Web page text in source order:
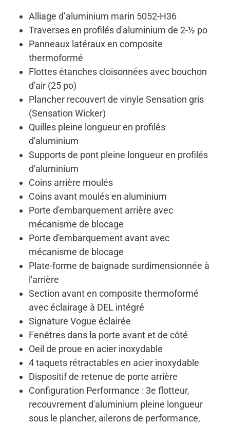
Alliage d’aluminium marin 5052-H36
Traverses en profilés d'aluminium de 2-½ po
Panneaux latéraux en composite
thermoformé
Flottes étanches cloisonnées avec bouchon
d'air (25 po)
Plancher recouvert de vinyle Sensation gris
(Sensation Wicker)
Quilles pleine longueur en profilés
d'aluminium
Supports de pont pleine longueur en profilés
d'aluminium
Coins arrière moulés
Coins avant moulés en aluminium
Porte d'embarquement arrière avec
mécanisme de blocage
Porte d'embarquement avant avec
mécanisme de blocage
Plate-forme de baignade surdimensionnée à
l'arrière
Section avant en composite thermoformé
avec éclairage à DEL intégré
Signature Vogue éclairée
Fenêtres dans la porte avant et de côté
Oeil de proue en acier inoxydable
4 taquets rétractables en acier inoxydable
Dispositif de retenue de porte arrière
Configuration Performance : 3e flotteur,
recouvrement d'aluminium pleine longueur
sous le plancher, ailerons de performance,